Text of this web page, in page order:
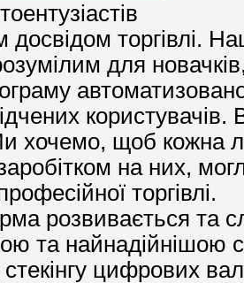
досвідом торгівлі.
для
хочемо, щоб кожна
на них,
торгівлі.
розвивається та
та найнадійнішою
стекінгу цифрових